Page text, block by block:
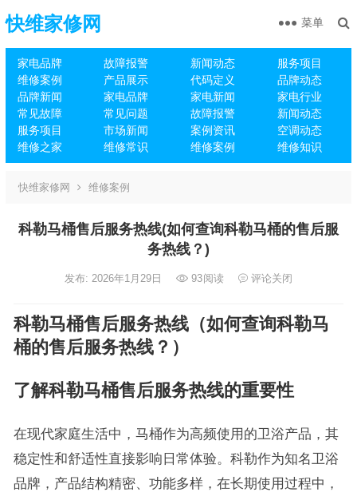
快维家修网
家电品牌 故障报警 新闻动态
服务项目
维修案例
产品展示 代码定义
品牌动态
品牌新闻
家电品牌 家电新闻
家电行业
常见故障
常见问题 故障报警
新闻动态
服务项目
市场新闻 案例资讯
空调动态
维修之家
维修常识 维修案例 维修知识
菜单
快维家修网 维修案例
科勒马桶售后服务热线(如何查询科勒马桶的售后服
务热线？)
发布: 2026年1月29日 93阅读 评论关闭
科勒马桶售后服务热线（如何查询科勒马
桶的售后服务热线？）
了解科勒马桶售后服务热线的重要性
在现代家庭生活中，马桶作为高频使用的卫浴产品，其
稳定性和舒适性直接影响日常体验。科勒作为知名卫浴
品牌，产品结构精密、功能多样，在长期使用过程中，